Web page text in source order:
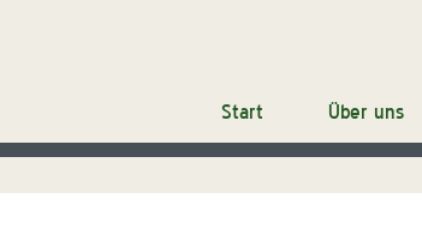
Start Über uns